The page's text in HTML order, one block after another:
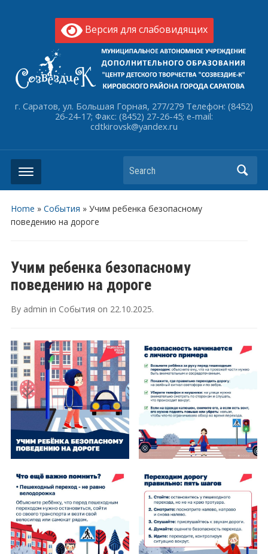
Версия для слабовидящих
г. Саратов, ул. Большая Горная, 277/279 Телефон: (8452)
26-24-17; Факс: (8452) 27-26-45; e-mail:
cdtkirovsk@yandex.ru
Search
Home » События » Учим ребенка безопасному
поведению на дороге
Учим ребенка безопасному
поведению на дороге
By admin in События on 22.10.2025.